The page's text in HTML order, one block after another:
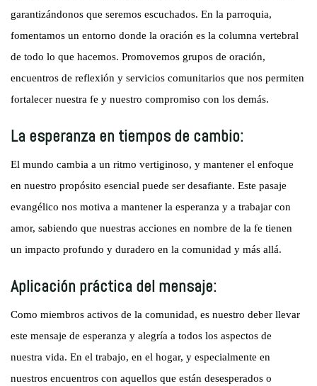
garantizándonos que seremos escuchados. En la parroquia,
fomentamos un entorno donde la oración es la columna vertebral
de todo lo que hacemos. Promovemos grupos de oración,
encuentros de reflexión y servicios comunitarios que nos permiten
fortalecer nuestra fe y nuestro compromiso con los demás.
La esperanza en tiempos de cambio:
El mundo cambia a un ritmo vertiginoso, y mantener el enfoque
en nuestro propósito esencial puede ser desafiante. Este pasaje
evangélico nos motiva a mantener la esperanza y a trabajar con
amor, sabiendo que nuestras acciones en nombre de la fe tienen
un impacto profundo y duradero en la comunidad y más allá.
Aplicación práctica del mensaje:
Como miembros activos de la comunidad, es nuestro deber llevar
este mensaje de esperanza y alegría a todos los aspectos de
nuestra vida. En el trabajo, en el hogar, y especialmente en
nuestros encuentros con aquellos que están desesperados o